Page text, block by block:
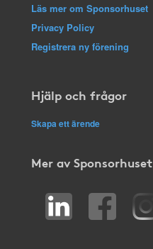
Läs mer om Sponsorhuset
Privacy Policy
Registrera ny förening
Hjälp och frågor
Skapa ett ärende
Mer av Sponsorhuset